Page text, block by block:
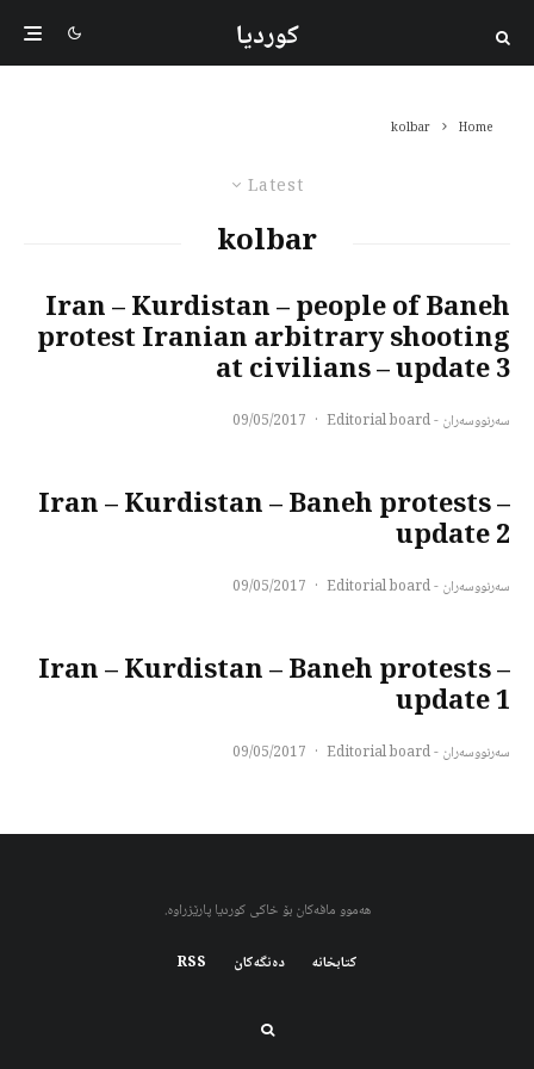
کوردیا
Home
kolbar
Latest
kolbar
Iran – Kurdistan – people of Baneh
protest Iranian arbitrary shooting
at civilians – update 3
سەرنووسەران - Editorial board ·
09/05/2017
Iran – Kurdistan – Baneh protests –
update 2
سەرنووسەران - Editorial board ·
09/05/2017
Iran – Kurdistan – Baneh protests –
update 1
سەرنووسەران - Editorial board ·
09/05/2017
هەموو مافەکان بۆ خاکی کوردیا پارێزراوە.
کتابخانه دەنگەکان RSS